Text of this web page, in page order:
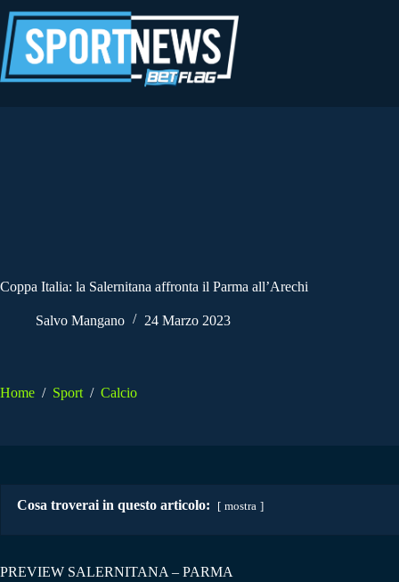
al
contenuto
Coppa Italia: la Salernitana affronta il Parma all’Arechi
Salvo Mangano 24 Marzo 2023
Home / Sport / Calcio
Cosa troverai in questo articolo: mostra
PREVIEW SALERNITANA – PARMA